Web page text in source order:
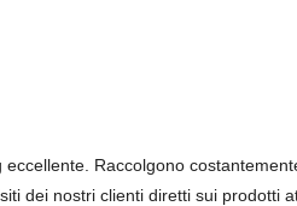
Raccolgono
dei nostri clienti diretti sui prodotti